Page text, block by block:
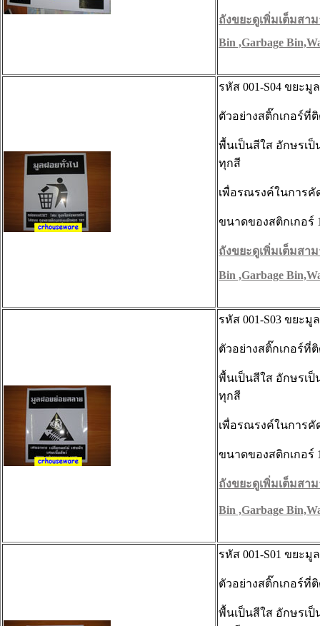
ถังขยะดูเพิ่มเต็มสา
Bin ,Garbage
รหัส 001-S04 ขยะมู
ตัวอย่างสติ๊กเกอร์ที่
พื้นเป็นสีใส อักษรเ
ทุกสี
เพื่อรณรงค์ในการคั
ขนาดของสติกเกอร์
ถังขยะดูเพิ่มเต็มสา
Bin ,Garbage
รหัส 001-S03 ขยะมู
ตัวอย่างสติ๊กเกอร์ที่
พื้นเป็นสีใส อักษรเ
ทุกสี
เพื่อรณรงค์ในการคั
ขนาดของสติกเกอร์
ถังขยะดูเพิ่มเต็มสา
Bin ,Garbage
รหัส 001-S01 ขยะมู
ตัวอย่างสติ๊กเกอร์ที่
พื้นเป็นสีใส อักษรเ